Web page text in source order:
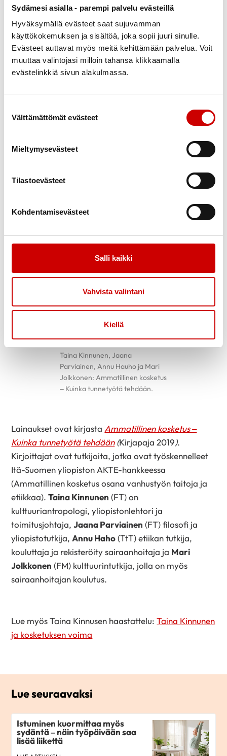
Sydämesi asialla - parempi palvelu evästeillä
Hyväksymällä evästeet saat sujuvamman
käyttökokemuksen ja sisältöä, joka sopii juuri sinulle.
Evästeet auttavat myös meitä kehittämään palvelua. Voit
muuttaa valintojasi milloin tahansa klikkaamalla
evästelinkkiä sivun alakulmassa.
Välttämättömät evästeet
Mieltymysevästeet
Tilastoevästeet
Kohdentamisevästeet
Salli kaikki
Vahvista valintani
Kiellä
tuntuu jäävän jotenkin vajaaksi, kun taas toisen
hierojan käsittelyn toivoisi jatkuvan ja jatkuvan. Eräs
liikuntavalmentaja taas kuvailee työtään
hienotunteisuuden ja varmuuden yhdistelmäksi:
epävarma ja hapuileva ote herättää asiakkaassa
välittömästi epäluottamusta ja ohjaaminen on
Koskettamisella on suuri voima. Läsnä oleva kosketus
säilyy muistissa vuosikymmeniä ja voi jopa
kokemukset jättävät muistiin syvän jäljen.
kirjoittajat painottavat.
Taina Kinnunen, Jaana
Parviainen, Annu Hauho ja Mari
Jolkkonen: Ammatillinen kosketus
– Kuinka tunnetyötä tehdään.
Lainaukset ovat kirjastaAmmatillinen kosketus –
Kuinka tunnetyötä tehdään(Kirjapaja 2019).
Kirjoittajat ovat tutkijoita, jotka ovat työskennelleet
Itä-Suomen yliopiston AKTE-hankkeessa
(Ammatillinen kosketus osana vanhustyön taitoja ja
etiikkaa).Taina Kinnunen (FT) on
kulttuuriantropologi, yliopistonlehtori ja
toimitusjohtaja,Jaana Parviainen (FT) filosofi ja
yliopistotutkija,Annu Haho(TtT) etiikan tutkija,
kouluttaja ja rekisteröity sairaanhoitaja ja Mari
Jolkkonen (FM) kulttuurintutkija, jolla on myös
sairaanhoitajan koulutus.
Lue myös Taina Kinnusen haastattelu:Taina Kinnunen
ja kosketuksen voima
Lue seuraavaksi
Istuminen kuormittaa myös
sydäntä – näin työpäivään saa
lisää liikettä